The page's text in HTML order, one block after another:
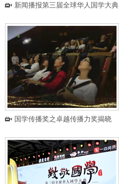
新闻播报第三届全球华人国学大典
国学传播奖之卓越传播力奖揭晓